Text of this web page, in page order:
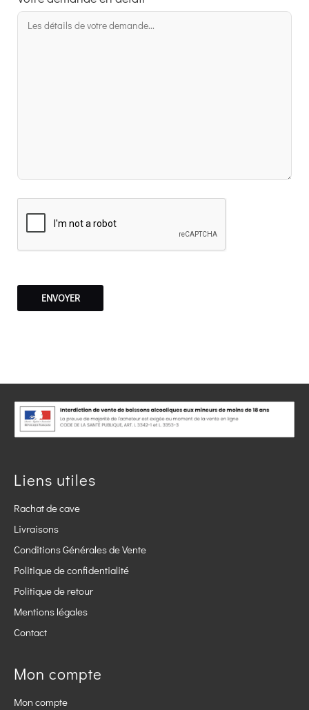
Liens utiles
Rachat de cave
Livraisons
Conditions Générales de Vente
Politique de confidentialité
Politique de retour
Mentions légales
Contact
Mon compte
Mon compte